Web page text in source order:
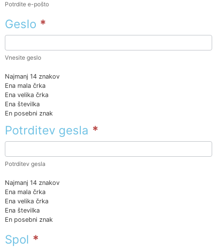
Potrdite e-pošto
Geslo *
Vnesite geslo
Najmanj 14 znakov
Ena mala črka
Ena velika črka
Ena številka
En posebni znak
Potrditev gesla *
Potrditev gesla
Najmanj 14 znakov
Ena mala črka
Ena velika črka
Ena številka
En posebni znak
Spol *